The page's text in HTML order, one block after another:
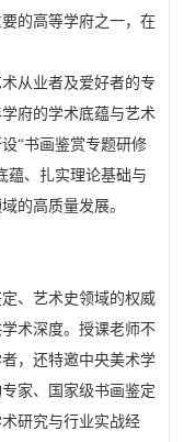
的高等学府之一，在
从业者及爱好者的专
府的学术底蕴与艺术
“书画鉴赏专题研修
蕴、扎实理论基础与
的高质量发展。
、艺术史领域的权威
术深度。授课老师不
，还特邀中央美术学
家、国家级书画鉴定
研究与行业实战经